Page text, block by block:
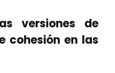
versiones de
cohesión en las